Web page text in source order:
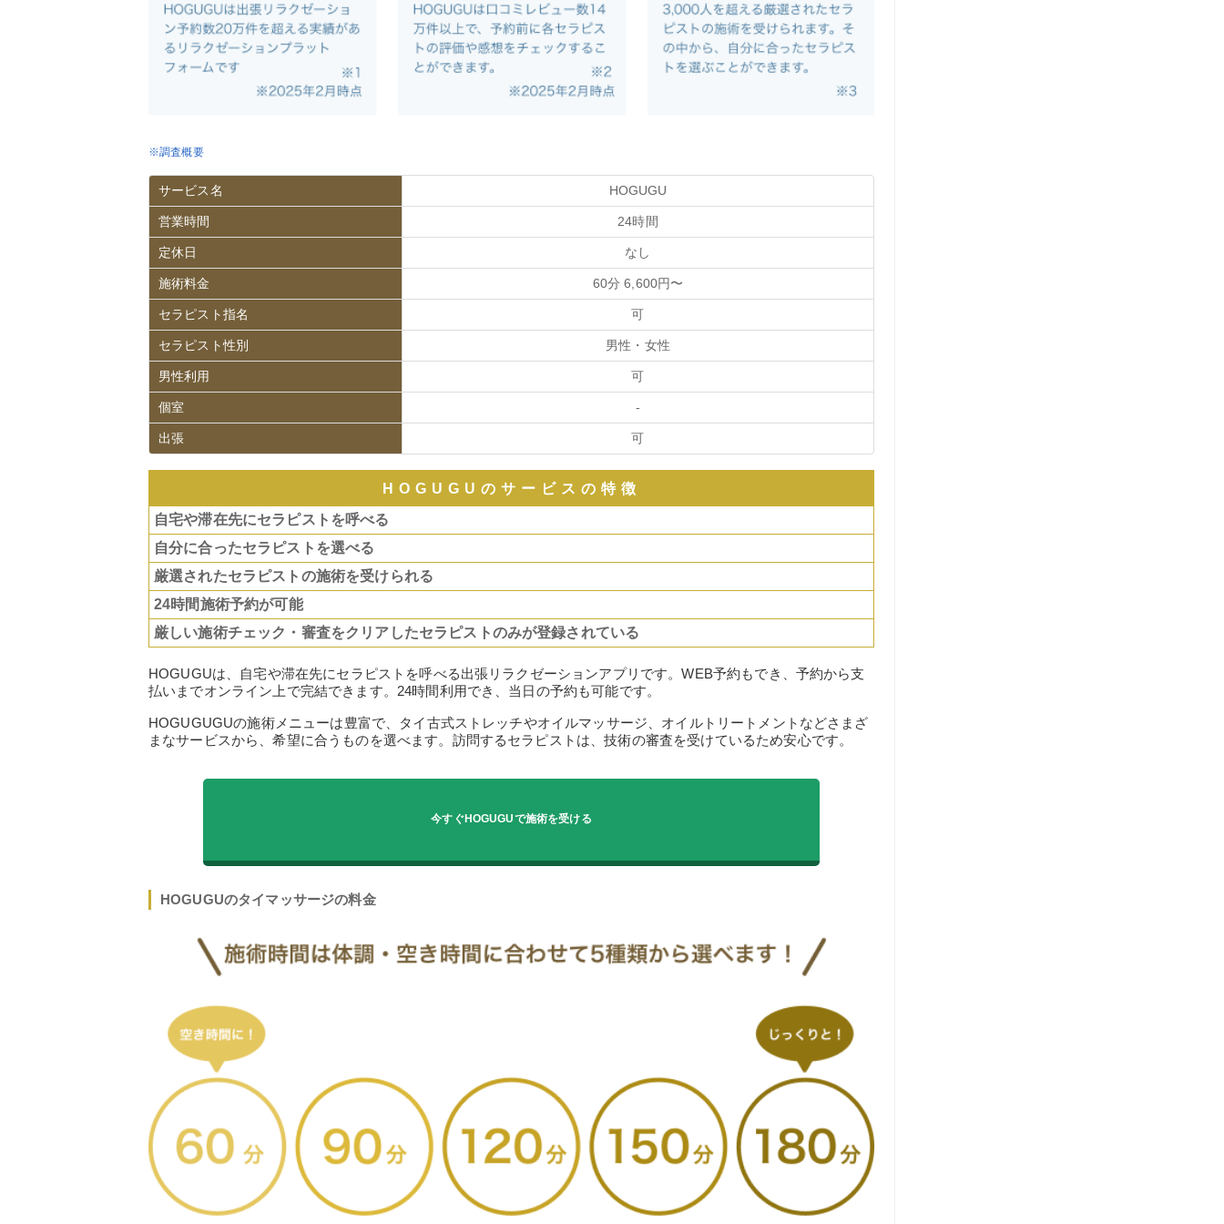
※調査概要
サービス名 HOGUGU
営業時間 24時間
定休日 なし
施術料金 60分 6,600円〜
セラピスト指名 可
セラピスト性別 男性・女性
男性利用 可
個室 -
出張 可
HOGUGUのサービスの特徴
自宅や滞在先にセラピストを呼べる
自分に合ったセラピストを選べる
厳選されたセラピストの施術を受けられる
24時間施術予約が可能
厳しい施術チェック・審査をクリアしたセラピストのみが登録されている
HOGUGUは、自宅や滞在先にセラピストを呼べる出張リラクゼーションアプリです。WEB予約もでき、予約から支
払いまでオンライン上で完結できます。24時間利用でき、当日の予約も可能です。
HOGUGUGUの施術メニューは豊富で、タイ古式ストレッチやオイルマッサージ、オイルトリートメントなどさまざ
まなサービスから、希望に合うものを選べます。訪問するセラピストは、技術の審査を受けているため安心です。
今すぐHOGUGUで施術を受ける
HOGUGUのタイマッサージの料金